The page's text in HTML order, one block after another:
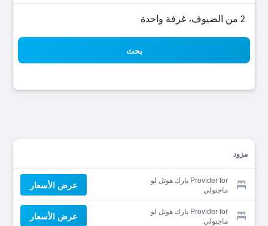
2 من الضيوف، غرفة واحدة
بحث
مزود
Provider for بارك هوتل لو
ماجنولي
عرض الأسعار
Provider for بارك هوتل لو
ماجنولي
عرض الأسعار